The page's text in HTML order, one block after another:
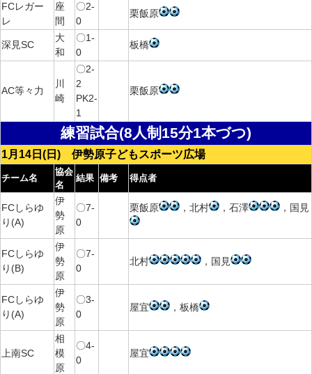
FCレガー
レ
座
間
〇2-
0
栗飯原
深見SC
大
和
〇1-
0
板橋
AC等々力
川
崎
〇2-
2
PK2-
1
栗飯原
練習試合(8人制15分1本づつ)
1月14日(日) 伊勢原子どもスポーツ広場
チーム名
協会
名
結果 備考 得点者
FCしらゆ
り(A)
伊
勢
原
〇7-
0
栗飯原 ，北村 ，石澤 ，国見
FCしらゆ
り(B)
伊
勢
原
〇7-
0
北村 ，国見
FCしらゆ
り(A)
伊
勢
原
〇3-
0
屋宜 ，板橋
上南SC
相
模
原
〇4-
0
屋宜